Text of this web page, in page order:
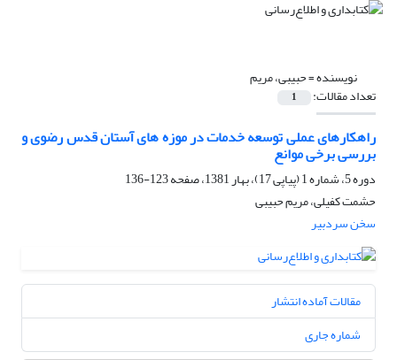
نویسنده =حبیبی، مریم
تعداد مقالات: 1
راهکارهای عملی توسعه خدمات در موزه های آستان قدس رضوی و
بررسی برخی موانع
دوره 5، شماره 1 (پیاپی 17)، بهار 1381، صفحه
123-136
حشمت کفیلی، مریم حبیبی
سخن سردبیر
مقالات آماده انتشار
شماره جاری